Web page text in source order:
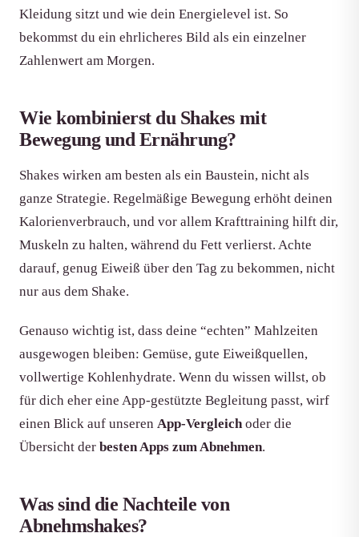
Kleidung sitzt und wie dein Energielevel ist. So
bekommst du ein ehrlicheres Bild als ein einzelner
Zahlenwert am Morgen.
Wie kombinierst du Shakes mit
Bewegung und Ernährung?
Shakes wirken am besten als ein Baustein, nicht als
ganze Strategie. Regelmäßige Bewegung erhöht deinen
Kalorienverbrauch, und vor allem Krafttraining hilft dir,
Muskeln zu halten, während du Fett verlierst. Achte
darauf, genug Eiweiß über den Tag zu bekommen, nicht
nur aus dem Shake.
Genauso wichtig ist, dass deine “echten” Mahlzeiten
ausgewogen bleiben: Gemüse, gute Eiweißquellen,
vollwertige Kohlenhydrate. Wenn du wissen willst, ob
für dich eher eine App-gestützte Begleitung passt, wirf
einen Blick auf unseren App-Vergleichoder die
Übersicht der besten Apps zum Abnehmen.
Was sind die Nachteile von
Abnehmshakes?